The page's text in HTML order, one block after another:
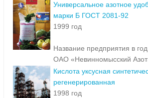
Универсальное азотное
марки Б ГОСТ 2081-92
1999 год
Название предприятия в
ОАО «Невинномысский
Кислота уксусная
регенерированная
1998 год